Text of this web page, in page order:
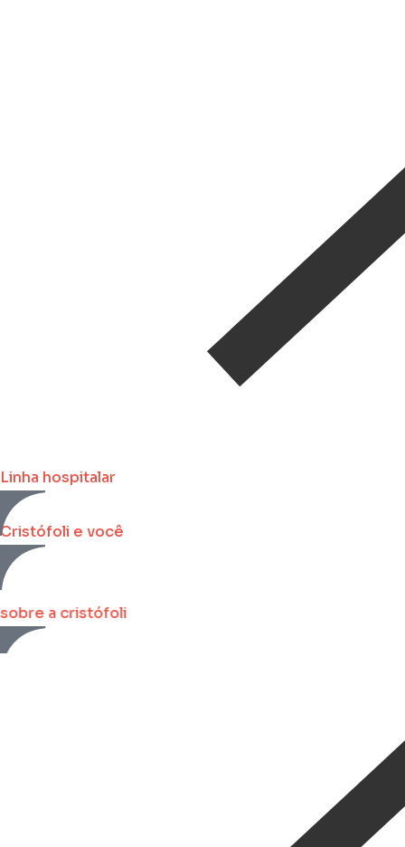
Linha hospitalar
Cristófoli e você
sobre a cristófoli